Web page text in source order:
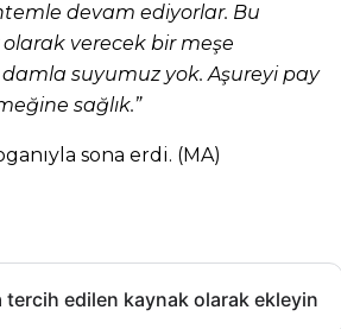
devam ediyorlar. Bu
verecek bir meşe
damla suyumuz yok. Aşureyi pay
sağlık.”
sona erdi. (MA)
tercih edilen kaynak olarak ekleyin